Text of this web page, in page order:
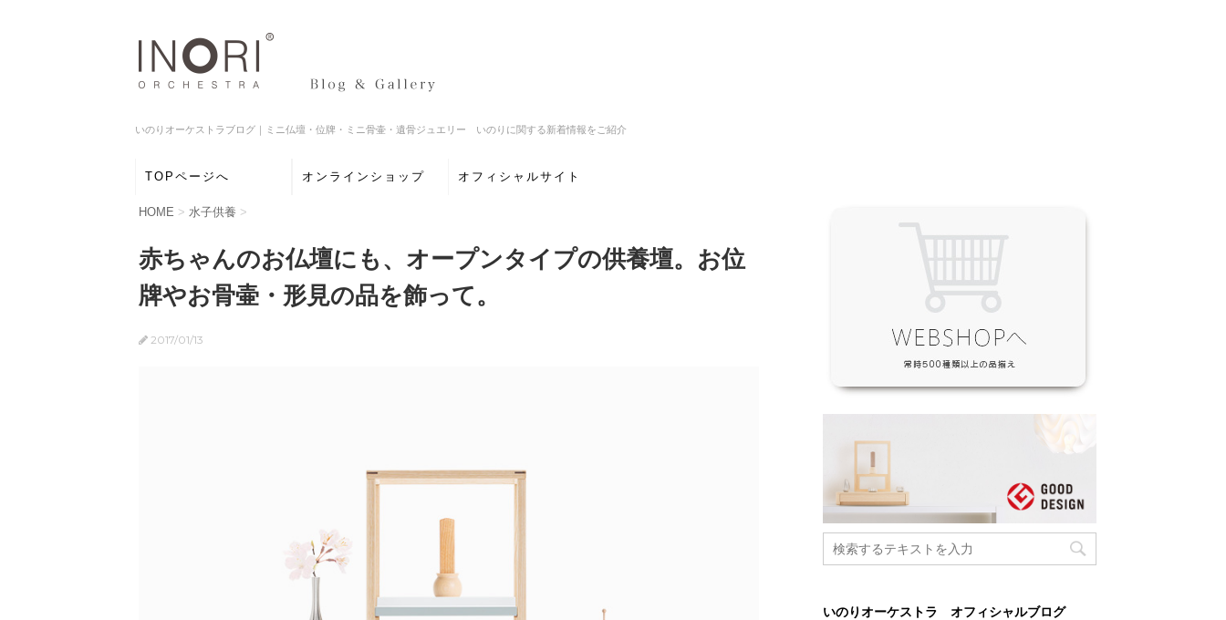
いのりオーケストラブログ｜ミニ仏壇・位牌・ミニ骨壷・遺骨ジュエリー いのりに関する新着情報をご紹介
TOPページへ オンラインショップ オフィシャルサイト
HOME > 水子供養 >
赤ちゃんのお仏壇にも、オープンタイプの供養壇。お位
牌やお骨壷・形見の品を飾って。
2017/01/13
いのりオーケストラ オフィシャルブログ